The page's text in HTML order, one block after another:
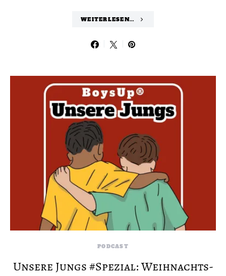
WEITERLESEN...
PODCAST
Unsere Jungs #Spezial: Weihnachts-